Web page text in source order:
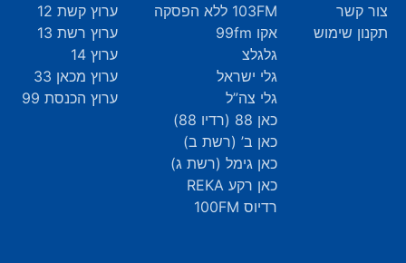
צור קשר
תקנון שימוש
103FM ללא הפסקה
אקו 99fm
גלגלצ
גלי ישראל
גלי צה”ל
כאן 88 (רדיו 88)
כאן ב’ (רשת ב)
כאן גימל (רשת ג)
כאן רקע REKA
רדיוס 100FM
ערוץ קשת 12
ערוץ רשת 13
ערוץ 14
ערוץ מכאן 33
ערוץ הכנסת 99